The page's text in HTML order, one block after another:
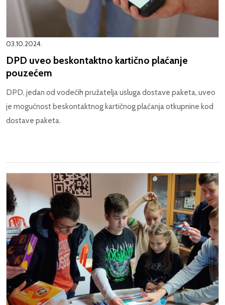
03.10.2024.
DPD uveo beskontaktno kartično plaćanje
pouzećem
DPD, jedan od vodećih pružatelja usluga dostave paketa, uveo
je mogućnost beskontaktnog kartičnog plaćanja otkupnine kod
dostave paketa.